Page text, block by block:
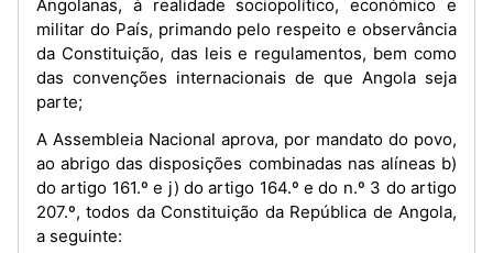
Angolanas, à realidade sociopolítico, económico e
militar do País, primando pelo respeito e observância
da Constituição, das leis e regulamentos, bem como
das convenções internacionais de que Angola seja
parte;
A Assembleia Nacional aprova, por mandato do povo,
ao abrigo das disposições combinadas nas alíneas b)
do artigo 161.º e j) do artigo 164.º e do n.º 3 do artigo
207.º, todos da Constituição da República de Angola,
a seguinte: